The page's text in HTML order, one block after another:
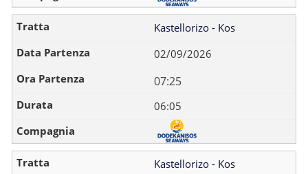
Kastellorizo - Kos
02/09/2026
07:25
06:05
Kastellorizo - Kos